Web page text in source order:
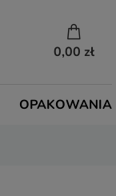
0,00 zł
OPAKOWANIA